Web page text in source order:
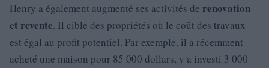
Henry a également augmenté ses activités de renovation
et revente. Il cible des propriétés où le coût des travaux
est égal au profit potentiel. Par exemple, il a récemment
acheté une maison pour 85 000 dollars, y a investi 3 000